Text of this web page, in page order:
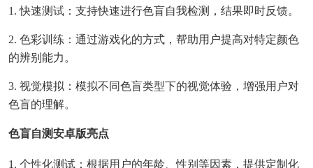
1. 快速测试：支持快速进行色盲自我检测，结果即时反馈。
2. 色彩训练：通过游戏化的方式，帮助用户提高对特定颜色
的辨别能力。
3. 视觉模拟：模拟不同色盲类型下的视觉体验，增强用户对
色盲的理解。
色盲自测安卓版亮点
1. 个性化测试：根据用户的年龄、性别等因素，提供定制化